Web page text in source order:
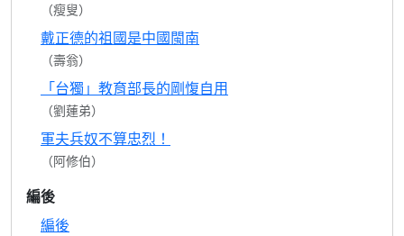
（瘦叟）
戴正德的祖國是中國閩南
（壽翁）
「台獨」教育部長的剛愎自用
（劉蓮弟）
軍夫兵奴不算忠烈！
（阿修伯）
編後
編後